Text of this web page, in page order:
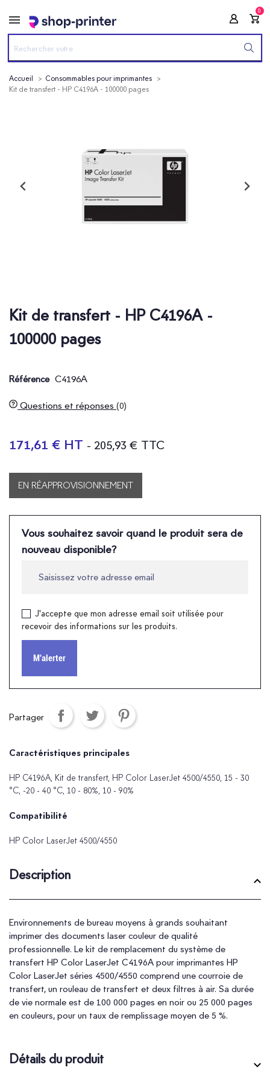
0
Accueil
Consommables pour imprimantes
Kit de transfert - HP C4196A - 100000 pages
Kit de transfert - HP C4196A -
100000 pages
Référence C4196A
Questions et réponses (0)
171,61 € HT - 205,93 € TTC
EN RÉAPPROVISIONNEMENT
Vous souhaitez savoir quand le produit sera de
nouveau disponible?
J'accepte que mon adresse email soit utilisée pour
recevoir des informations sur les produits.
M'alerter
Partager
Caractéristiques principales
HP C4196A, Kit de transfert, HP Color LaserJet 4500/4550, 15 - 30
°C, -20 - 40 °C, 10 - 80%, 10 - 90%
Compatibilité
HP Color LaserJet 4500/4550
Description
Environnements de bureau moyens à grands souhaitant
imprimer des documents laser couleur de qualité
professionnelle. Le kit de remplacement du système de
transfert HP Color LaserJet C4196A pour imprimantes HP
Color LaserJet séries 4500/4550 comprend une courroie de
transfert, un rouleau de transfert et deux filtres à air. Sa durée
de vie normale est de 100 000 pages en noir ou 25 000 pages
en couleurs, pour un taux de remplissage moyen de 5 %.
Détails du produit